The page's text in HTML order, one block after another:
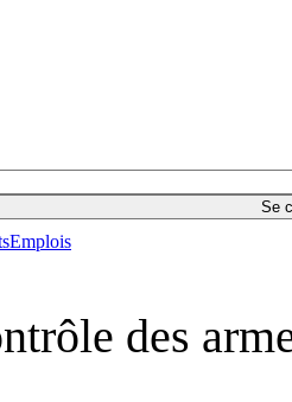
Se
Emplois
des